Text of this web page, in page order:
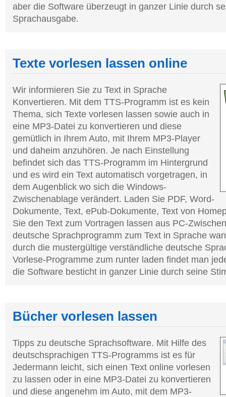
aber die Software überzeugt in ganzer Linie durch
Sprachausgabe.
Texte vorlesen lassen online
Wir informieren Sie zu Text in Sprache
Konvertieren. Mit dem TTS-Programm ist es kein
Thema, sich Texte vorlesen lassen sowie auch in
eine MP3-Datei zu konvertieren und diese
gemütlich in Ihrem Auto, mit Ihrem MP3-Player
und daheim anzuhören. Je nach Einstellung
befindet sich das TTS-Programm im Hintergrund
und es wird ein Text automatisch vorgetragen, in
dem Augenblick wo sich die Windows-
Zwischenablage verändert. Laden Sie PDF, Word-
Dokumente, Text, ePub-Dokumente, Text von
Sie den Text zum Vortragen lassen aus PC-
deutsche Sprachprogramm zum Text in Sprache
durch die mustergültige verständliche deutsche
Vorlese-Programme zum runter laden findet man
die Software besticht in ganzer Linie durch seine
Bücher vorlesen lassen
Tipps zu deutsche Sprachsoftware. Mit Hilfe des
deutschsprachigen TTS-Programms ist es für
Jedermann leicht, sich einen Text online vorlesen
zu lassen oder in eine MP3-Datei zu konvertieren
und diese angenehm im Auto, mit dem MP3-